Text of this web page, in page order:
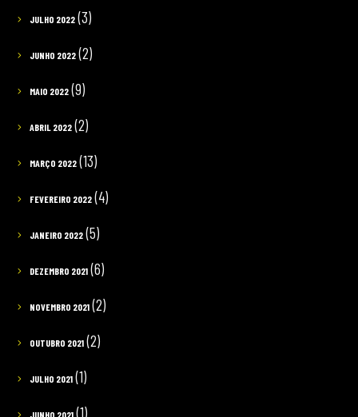
JULHO 2022(3)
JUNHO 2022(2)
MAIO 2022(9)
ABRIL 2022(2)
MARÇO 2022(13)
FEVEREIRO 2022(4)
JANEIRO 2022(5)
DEZEMBRO 2021(6)
NOVEMBRO 2021(2)
OUTUBRO 2021(2)
JULHO 2021(1)
JUNHO 2021(1)